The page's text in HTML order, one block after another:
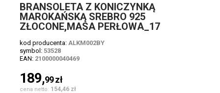
BRANSOLETA Z KONICZYNKĄ
MAROKAŃSKĄ SREBRO 925
ZŁOCONE,MASA PERŁOWA_17
kod producenta: ALKM002BY
symbol: 53528
EAN: 2100000040469
189,99zł
cena netto: 154,46 zł